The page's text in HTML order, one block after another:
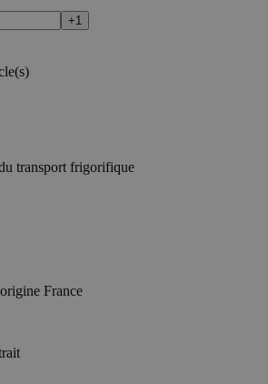
+1
transport frigorifique
France